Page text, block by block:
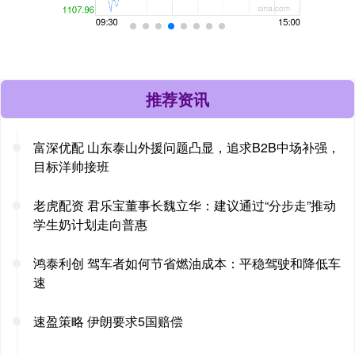
推荐资讯
富深优配 山东泰山外援问题凸显，追求B2B中场补强，
目标洋帅接班
老虎配资 君乐宝董事长魏立华：建议通过“分步走”推动
学生奶计划走向普惠
鸿泰利创 驾车者如何节省燃油成本：平稳驾驶和降低车
速
速盈策略 伊朗要求5国赔偿